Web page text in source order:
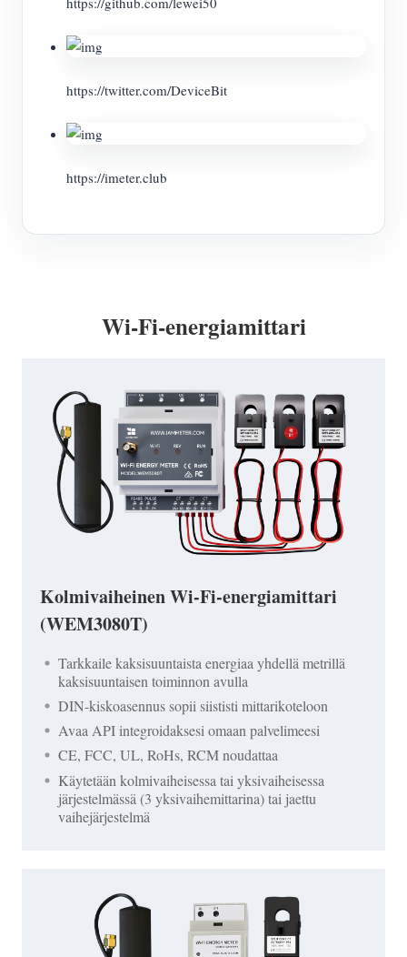
https://twitter.com/DeviceBit
https://imeter.club
Wi-Fi-energiamittari
Kolmivaiheinen Wi-Fi-energiamittari
(WEM3080T)
Tarkkaile kaksisuuntaista energiaa yhdellä metrillä
kaksisuuntaisen toiminnon avulla
DIN-kiskoasennus sopii siististi mittarikoteloon
Avaa API integroidaksesi omaan palvelimeesi
CE, FCC, UL, RoHs, RCM noudattaa
Käytetään kolmivaiheisessa tai yksivaiheisessa
järjestelmässä (3 yksivaihemittarina) tai jaettu
vaihejärjestelmä